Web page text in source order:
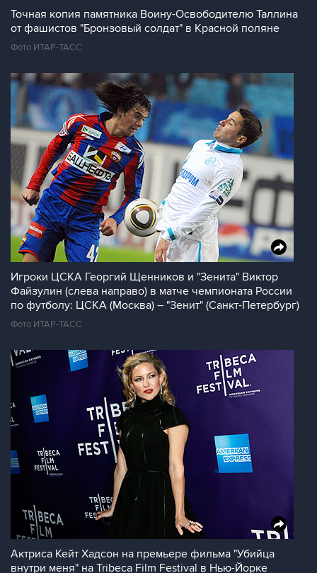
Точная копия памятника Воину-Освободителю Таллина
от фашистов "Бронзовый солдат" в Красной поляне
Фото ИТАР-ТАСС
Игроки ЦСКА Георгий Щенников и "Зенита" Виктор
Файзулин (слева направо) в матче чемпионата России
по футболу: ЦСКА (Москва) – "Зенит" (Санкт-Петербург)
Фото ИТАР-ТАСС
Актриса Кейт Хадсон на премьере фильма "Убийца
внутри меня" на Tribeca Film Festival в Нью-Йорке